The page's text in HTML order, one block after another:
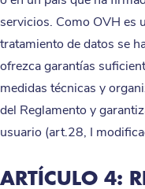
servicios. Como OVH es
tratamiento de datos se
ofrezca garantías
medidas técnicas y
del Reglamento y
usuario (art.28, I
ARTÍCULO 4: